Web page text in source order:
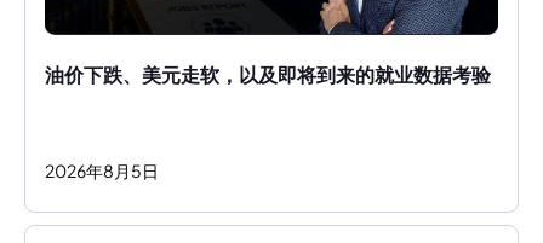
油价下跌、美元走软，以及即将到来的就业数据考验
2026年8 月 5日